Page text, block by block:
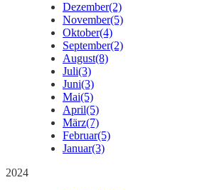
Dezember(2)
November(5)
Oktober(4)
September(2)
August(8)
Juli(3)
Juni(3)
Mai(5)
April(5)
März(7)
Februar(5)
Januar(3)
2024